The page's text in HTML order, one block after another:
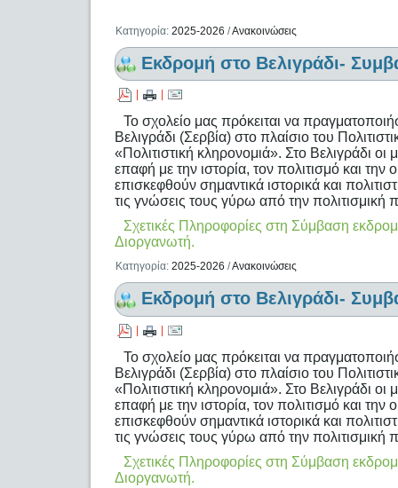
Κατηγορία:2025-2026 /Ανακοινώσεις
Εκδρομή στο Βελιγράδι-
Το σχολείο μας πρόκειται να
Βελιγράδι (Σερβία) στο πλαίσιο του
«Πολιτιστική κληρονομιά». Στο Βελιγράδι οι
επαφή με την ιστορία, τον πολιτισμό και
επισκεφθούν σημαντικά ιστορικά και
τις γνώσεις τους γύρω από την πολιτισμική
Σχετικές Πληροφορίες στη Σύμβαση
Διοργανωτή.
Κατηγορία:2025-2026 /Ανακοινώσεις
Εκδρομή στο Βελιγράδι-
Το σχολείο μας πρόκειται να
Βελιγράδι (Σερβία) στο πλαίσιο του
«Πολιτιστική κληρονομιά». Στο Βελιγράδι οι
επαφή με την ιστορία, τον πολιτισμό και
επισκεφθούν σημαντικά ιστορικά και
τις γνώσεις τους γύρω από την πολιτισμική
Σχετικές Πληροφορίες στη Σύμβαση
Διοργανωτή.